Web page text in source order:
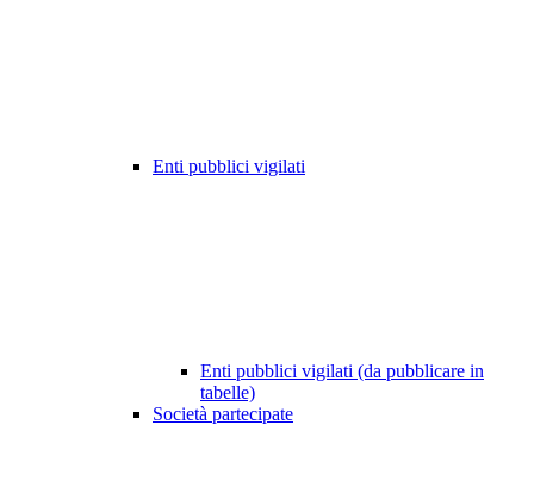
Enti pubblici vigilati
Enti pubblici vigilati (da pubblicare in
tabelle)
Società partecipate